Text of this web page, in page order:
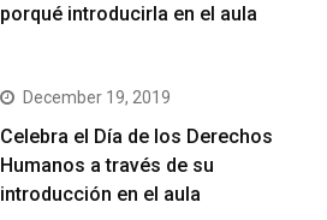
porqué introducirla en el aula
December 19, 2019
Celebra el Día de los Derechos
Humanos a través de su
introducción en el aula